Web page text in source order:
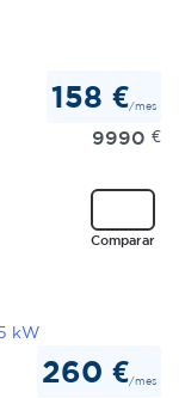
158 €/mes
9990 €
Comparar
260 €/mes